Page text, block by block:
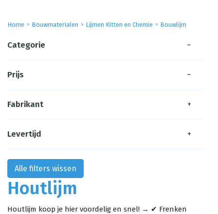
Home Bouwmaterialen Lijmen Kitten en Chemie Bouwlijm
Houtlijm
Houtlijm koop je hier voordelig en snel! → ✔ Frenken
Categorie −
Prijs −
Fabrikant +
Levertijd +
Alle filters wissen